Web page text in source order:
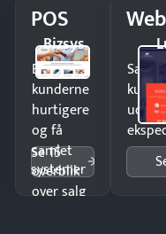
POS
Bizsys
Ekspedér
kunderne
hurtigere
og få
samlet
overblik
over salg
Se 15
systemer
Sælg
uden